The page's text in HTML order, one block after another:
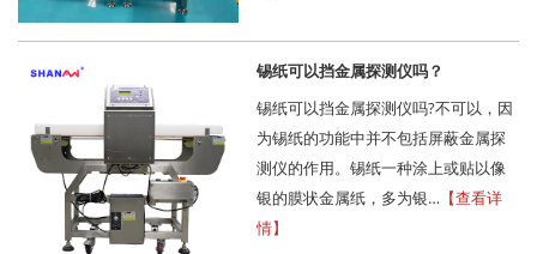
锡纸可以挡金属探测仪吗？
锡纸可以挡金属探测仪吗?不可以，因
为锡纸的功能中并不包括屏蔽金属探
测仪的作用。锡纸一种涂上或贴以像
银的膜状金属纸，多为银… 【查看详
情】